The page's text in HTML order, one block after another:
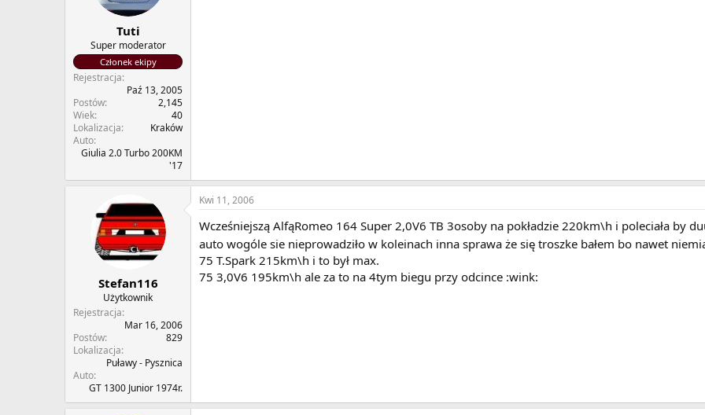
Tuti
Super moderator
Członek ekipy
Rejestracja
Paź 13, 2005
Postów
2,145
Wiek
40
Lokalizacja
Kraków
Auto
Giulia 2.0 Turbo 200KM
'17
Stefan116
Użytkownik
Rejestracja
Mar 16, 2006
Postów
829
Lokalizacja
Puławy - Pysznica
Auto
GT 1300 Junior 1974r.
Kwi 11, 2006
Wcześniejszą AlfąRomeo 164 Super 2,0V6 TB 3osoby na pokładzie 220km\h i poleciała by
auto wogóle sie nieprowadziło w koleinach inna sprawa że się troszke bałem bo nawet
75 T.Spark 215km\h i to był max.
75 3,0V6 195km\h ale za to na 4tym biegu przy odcince :wink: